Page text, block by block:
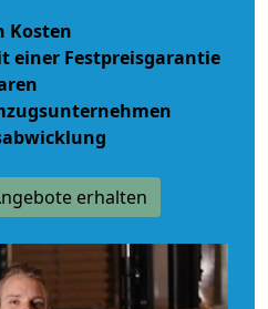
Kosten
einer Festpreisgarantie
erhalten